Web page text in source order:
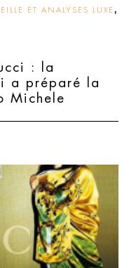
ET ANALYSES LUXE ,
: la
a préparé la
Michele